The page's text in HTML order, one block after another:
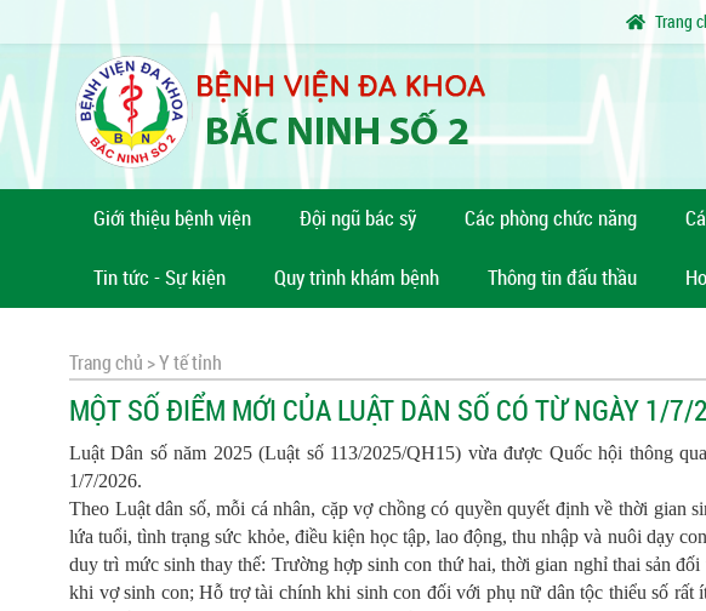
Trang
Giới thiệu bệnh viện Đội ngũ bác sỹ Các phòng chức năng
Tin tức - Sự kiện Quy trình khám bệnh Thông tin đấu thầu
Trang chủ >Y tế tỉnh
MỘT SỐ ĐIỂM MỚI CỦA LUẬT DÂN SỐ CÓ TỪ NGÀY 1/
Luật Dân số năm 2025 (Luật số 113/2025/QH15) vừa được Quốc hội thông
1/7/2026.
Theo Luật dân số, mỗi cá nhân, cặp vợ chồng có quyền quyết định về thời gian
lứa tuổi, tình trạng sức khỏe, điều kiện học tập, lao động, thu nhập và nuôi dạy
duy trì mức sinh thay thế: Trường hợp sinh con thứ hai, thời gian nghỉ thai sản
khi vợ sinh con; Hỗ trợ tài chính khi sinh con đối với phụ nữ dân tộc thiểu số